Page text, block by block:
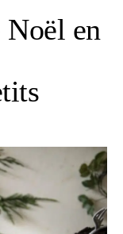
Noël en